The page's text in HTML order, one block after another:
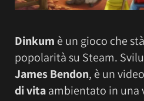
Dinkum è un gioco che
popolarità su Steam.
James Bendon, è un
di vitaambientato in una